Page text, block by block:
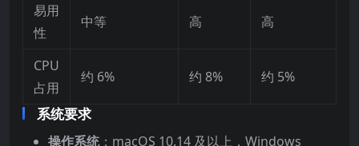
易用
性
中等 高 高
CPU
占用
约 6% 约 8% 约 5%
系统要求
操作系统：macOS 10.14 及以上，Windows